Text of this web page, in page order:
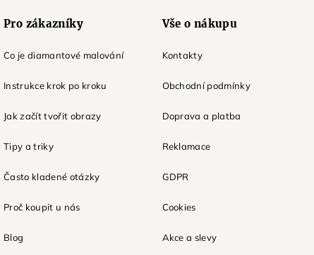
Pro zákazníky
Co je diamantové malování
Instrukce krok po kroku
Jak začít tvořit obrazy
Tipy a triky
Často kladené otázky
Proč koupit u nás
Blog
Vše o nákupu
Kontakty
Obchodní podmínky
Doprava a platba
Reklamace
GDPR
Cookies
Akce a slevy